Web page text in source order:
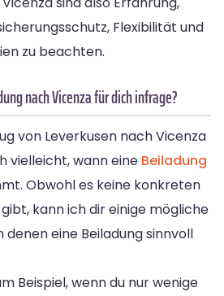
Flexibilität und
zu beachten.
nach Vicenza für dich infrage?
von Leverkusen nach Vicenza
vielleicht, wann eine Beiladung
Obwohl es keine konkreten
kann ich dir einige mögliche
denen eine Beiladung sinnvoll
Beispiel, wenn du nur wenige